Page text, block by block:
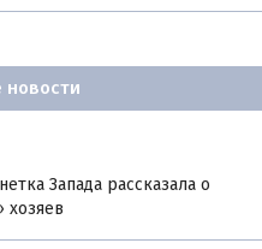
новости
Запада рассказала о
хозяев